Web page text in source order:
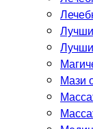
Мази